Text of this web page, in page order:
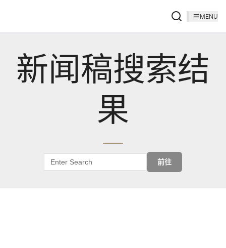
MENU
新闻稿搜索结
果
前往